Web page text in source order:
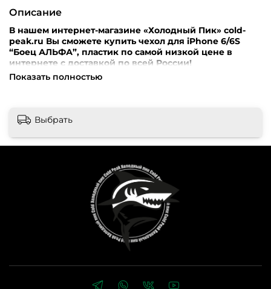
Описание
В нашем интернет-магазине «Холодный Пик» cold-
peak.ru Вы сможете купить чехол для iPhone 6/6S
“Боец АЛЬФА”, пластик по самой низкой цене в
интернете с доставкой по всей России!
Внимание! Перед оформлением заказа убедительная
48 либо по e-mail: cold-peak@mail.ru
“Холодный Пик” cold-peak.ru
Показать полностью
Выбрать